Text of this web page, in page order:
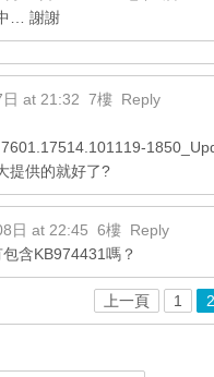
… 謝謝
at 21:32 7樓 Reply
提供的就好了?
日 at 22:45 6樓 Reply
含KB974431嗎？
上一頁 1 2